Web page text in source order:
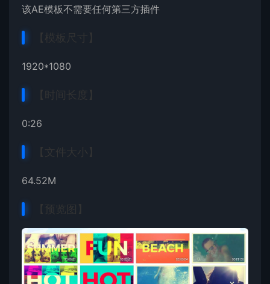
该AE模板不需要任何第三方插件
【模板尺寸】
1920*1080
【时间长度】
0:26
【文件大小】
64.52M
【预览图】